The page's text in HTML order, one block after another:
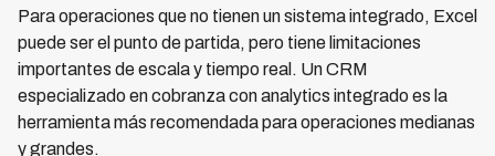
Para operaciones que no tienen un sistema integrado, Excel
puede ser el punto de partida, pero tiene limitaciones
importantes de escala y tiempo real. Un CRM
especializado en cobranza con analytics integrado es la
herramienta más recomendada para operaciones medianas
y grandes.